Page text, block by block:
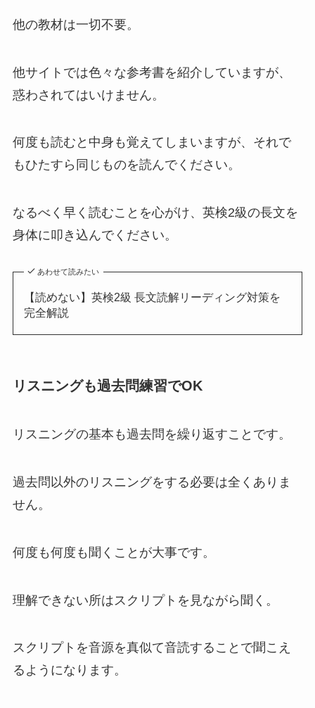
他の教材は一切不要。
他サイトでは色々な参考書を紹介していますが、
惑わされてはいけません。
何度も読むと中身も覚えてしまいますが、それで
もひたすら同じものを読んでください。
なるべく早く読むことを心がけ、英検2級の長文を
身体に叩き込んでください。
あわせて読みたい
【読めない】英検2級 長文読解リーディング対策を
完全解説
リスニングも過去問練習でOK
リスニングの基本も過去問を繰り返すことです。
過去問以外のリスニングをする必要は全くありま
せん。
何度も何度も聞くことが大事です。
理解できない所はスクリプトを見ながら聞く。
スクリプトを音源を真似て音読することで聞こえ
るようになります。